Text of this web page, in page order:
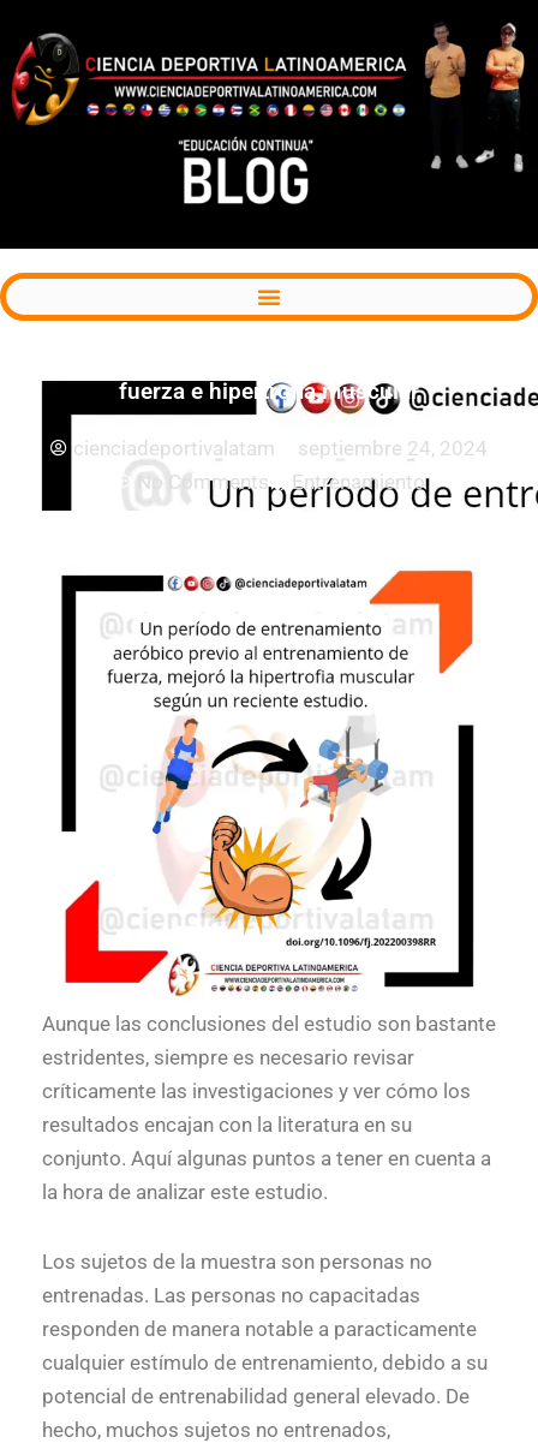
fuerza e hipertrofia muscular
cienciadeportivalatam
septiembre 24, 2024
No Comments
Entrenamiento
Aunque las conclusiones del estudio son bastante
estridentes, siempre es necesario revisar
críticamente las investigaciones y ver cómo los
resultados encajan con la literatura en su
conjunto. Aquí algunas puntos a tener en cuenta a
la hora de analizar este estudio.
Los sujetos de la muestra son personas no
entrenadas. Las personas no capacitadas
responden de manera notable a paracticamente
cualquier estímulo de entrenamiento, debido a su
potencial de entrenabilidad general elevado. De
hecho, muchos sujetos no entrenados,